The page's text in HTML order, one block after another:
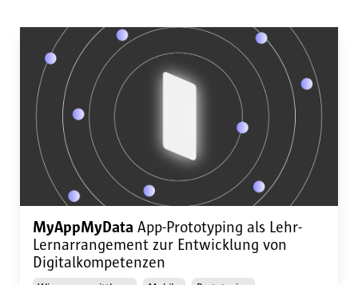
MyAppMyData App-Prototyping als Lehr-
Lernarrangement zur Entwicklung von
Digitalkompetenzen